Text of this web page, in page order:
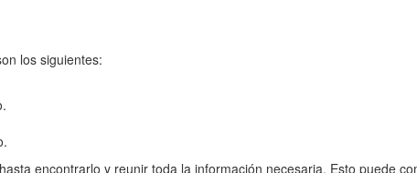
los siguientes:
encontrarlo y reunir toda la información necesaria. Esto puede